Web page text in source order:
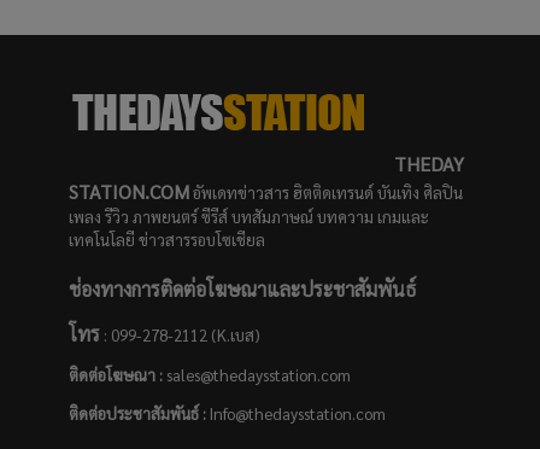
THEDAY
STATION.COMอัพเดทข่าวสาร ฮิตติดเทรนด์ บันเทิง ศิลปิน
เพลง รีวิว ภาพยนตร์ ซีรีส์ บทสัมภาษณ์ บทความ เกมและ
เทคโนโลยี ข่าวสารรอบโซเชียล
ช่องทางการติดต่อโฆษณาและประชาสัมพันธ์
โทร: 099-278-2112 (K.เบส)
ติดต่อโฆษณา :sales@thedaysstation.com
ติดต่อประชาสัมพันธ์: Info@thedaysstation.com